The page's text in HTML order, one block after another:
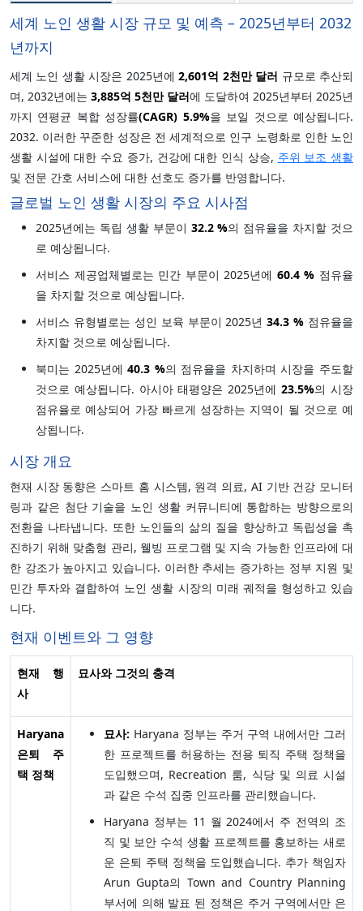
세계 노인 생활 시장 규모 및 예측 – 2025년부터 2032
년까지
세계 노인 생활 시장은 2025년에2,601억 2천만 달러 규모로 추산되
며, 2032년에는 3,885억 5천만 달러에 도달하여 2025년부터 2025년
까지 연평균 복합 성장률(CAGR) 5.9%을 보일 것으로 예상됩니다.
2032. 이러한 꾸준한 성장은 전 세계적으로 인구 노령화로 인한 노인
생활 시설에 대한 수요 증가, 건강에 대한 인식 상승, 주위 보조 생활
및 전문 간호 서비스에 대한 선호도 증가를 반영합니다.
글로벌 노인 생활 시장의 주요 시사점
2025년에는 독립 생활 부문이 32.2 %의 점유율을 차지할 것으
로 예상됩니다.
서비스 제공업체별로는 민간 부문이 2025년에 60.4 % 점유율
을 차지할 것으로 예상됩니다.
서비스 유형별로는 성인 보육 부문이 2025년34.3 % 점유율을
차지할 것으로 예상됩니다.
북미는 2025년에40.3 %의 점유율을 차지하며 시장을 주도할
것으로 예상됩니다. 아시아 태평양은 2025년에23.5%의 시장
점유율로 예상되어 가장 빠르게 성장하는 지역이 될 것으로 예
상됩니다.
시장 개요
현재 시장 동향은 스마트 홈 시스템, 원격 의료, AI 기반 건강 모니터
링과 같은 첨단 기술을 노인 생활 커뮤니티에 통합하는 방향으로의
전환을 나타냅니다. 또한 노인들의 삶의 질을 향상하고 독립성을 촉
진하기 위해 맞춤형 관리, 웰빙 프로그램 및 지속 가능한 인프라에 대
한 강조가 높아지고 있습니다. 이러한 추세는 증가하는 정부 지원 및
민간 투자와 결합하여 노인 생활 시장의 미래 궤적을 형성하고 있습
니다.
현재 이벤트와 그 영향
현재 행
사
묘사와 그것의 충격
Haryana
은퇴 주
택 정책
묘사: Haryana 정부는 주거 구역 내에서만 그러
한 프로젝트를 허용하는 전용 퇴직 주택 정책을
도입했으며, Recreation 룸, 식당 및 의료 시설
과 같은 수석 집중 인프라를 관리했습니다.
Haryana 정부는 11 월 2024에서 주 전역의 조
직 및 보안 수석 생활 프로젝트를 홍보하는 새로
운 은퇴 주택 정책을 도입했습니다. 추가 책임자
Arun Gupta의 Town and Country Planning
부서에 의해 발표 된 정책은 주거 구역에서만 은